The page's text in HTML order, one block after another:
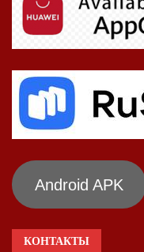
Android APK
КОНТАКТЫ